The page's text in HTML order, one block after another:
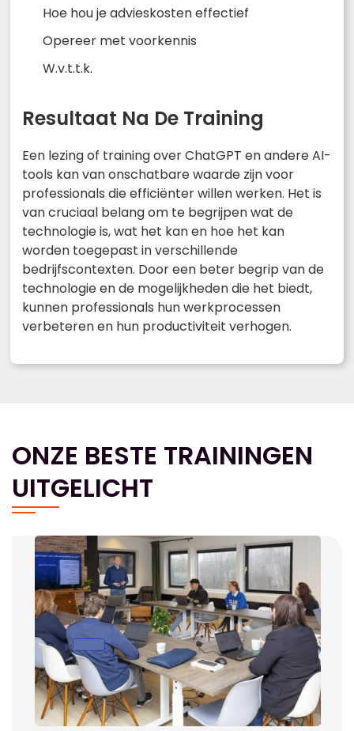
Hoe hou je advieskosten effectief
Opereer met voorkennis
W.v.t.t.k.
Resultaat Na De Training
Een lezing of training over ChatGPT en andere AI-
tools kan van onschatbare waarde zijn voor
professionals die efficiënter willen werken. Het is
van cruciaal belang om te begrijpen wat de
technologie is, wat het kan en hoe het kan
worden toegepast in verschillende
bedrijfscontexten. Door een beter begrip van de
technologie en de mogelijkheden die het biedt,
kunnen professionals hun werkprocessen
verbeteren en hun productiviteit verhogen.
ONZE BESTE TRAININGEN
UITGELICHT